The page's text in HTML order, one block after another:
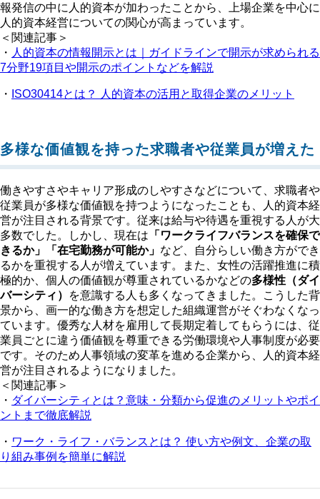
報発信の中に人的資本が加わったことから、上場企業を中心に
人的資本経営についての関心が高まっています。
＜関連記事＞
・ 人的資本の情報開示とは｜ガイドラインで開示が求められる
7分野19項目や開示のポイントなどを解説
・ ISO30414とは？ 人的資本の活用と取得企業のメリット
多様な価値観を持った求職者や従業員が増えた
働きやすさやキャリア形成のしやすさなどについて、求職者や
従業員が多様な価値観を持つようになったことも、人的資本経
営が注目される背景です。従来は給与や待遇を重視する人が大
多数でした。しかし、現在は 「ワークライフバランスを確保で
きるか」「在宅勤務が可能か」 など、自分らしい働き方ができ
るかを重視する人が増えています。また、女性の活躍推進に積
極的か、個人の価値観が尊重されているかなどの多様性（ダイ
バーシティ）
を意識する人も多くなってきました。こうした背
景から、画一的な働き方を想定した組織運営がそぐわなくなっ
ています。優秀な人材を雇用して長期定着してもらうには、従
業員ごとに違う価値観を尊重できる労働環境や人事制度が必要
です。そのため人事領域の変革を進める企業から、人的資本経
営が注目されるようになりました。
＜関連記事＞
・ ダイバーシティとは？意味・分類から促進のメリットやポイ
ントまで徹底解説
・ ワーク・ライフ・バランスとは？ 使い方や例文、企業の取
り組み事例を簡単に解説